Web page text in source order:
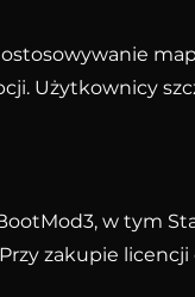
Użytkownicy
w tym
zakupie